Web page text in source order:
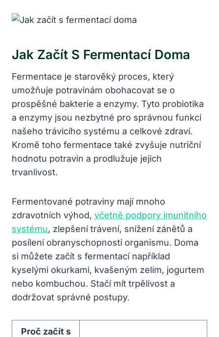
Jak Začít S Fermentací Doma
Fermentace je starověký proces, který
umožňuje potravinám obohacovat se o
prospěšné bakterie a enzymy. Tyto probiotika
a enzymy jsou nezbytné pro správnou funkci
našeho trávicího systému a celkové zdraví.
Kromě toho fermentace také zvyšuje nutriční
hodnotu potravin a prodlužuje jejich
trvanlivost.
Fermentované potraviny mají mnoho
zdravotních výhod, včetně podpory imunitního
systému, zlepšení trávení, snížení zánětů a
posílení obranyschopnosti organismu. Doma
si můžete začít s fermentací například
kyselými okurkami, kvašeným zelím, jogurtem
nebo kombuchou. Stačí mít trpělivost a
dodržovat správné postupy.
Proč začít s